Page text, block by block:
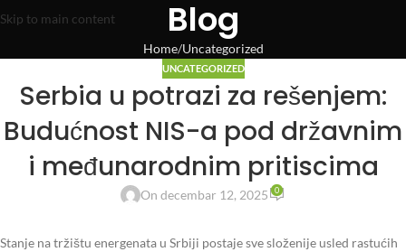
Skip to main content Blog
Home Uncategorized
UNCATEGORIZED
Serbia u potrazi za rešenjem:
Budućnost NIS-a pod državnim
i međunarodnim pritiscima
On decembar 12, 2025 0
Stanje na tržištu energenata u Srbiji postaje sve složenije usled rastućih